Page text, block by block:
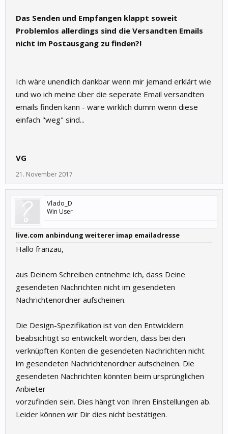
Das Senden und Empfangen klappt soweit
Problemlos allerdings sind die Versandten Emails
nicht im Postausgang zu finden?!
Ich wäre unendlich dankbar wenn mir jemand erklärt wie
und wo ich meine über die seperate Email versandten
emails finden kann - wäre wirklich dumm wenn diese
einfach "weg" sind...
VG
21. November 2017
Vlado_D
Win User
live.com anbindung weiterer imap emailadresse
Hallo franzau,
aus Deinem Schreiben entnehme ich, dass Deine
gesendeten Nachrichten nicht im gesendeten
Nachrichtenordner aufscheinen.
Die Design-Spezifikation ist von den Entwicklern
beabsichtigt so entwickelt worden, dass bei den
verknüpften Konten die gesendeten Nachrichten nicht
im gesendeten Nachrichtenordner aufscheinen. Die
gesendeten Nachrichten könnten beim ursprünglichen
Anbieter
vorzufinden sein. Dies hängt von Ihren Einstellungen ab.
Leider können wir Dir dies nicht bestätigen.